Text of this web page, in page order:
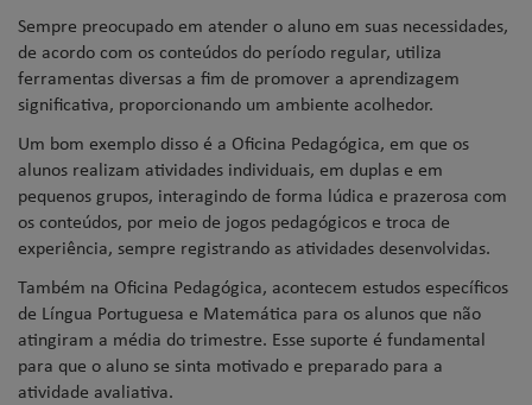
Sempre preocupado em atender o aluno em suas necessidades,
de acordo com os conteúdos do período regular, utiliza
ferramentas diversas a fim de promover a aprendizagem
significativa, proporcionando um ambiente acolhedor.
Um bom exemplo disso é a Oficina Pedagógica, em que os
alunos realizam atividades individuais, em duplas e em
pequenos grupos, interagindo de forma lúdica e prazerosa com
os conteúdos, por meio de jogos pedagógicos e troca de
experiência, sempre registrando as atividades desenvolvidas.
Também na Oficina Pedagógica, acontecem estudos específicos
de Língua Portuguesa e Matemática para os alunos que não
atingiram a média do trimestre. Esse suporte é fundamental
para que o aluno se sinta motivado e preparado para a
atividade avaliativa.